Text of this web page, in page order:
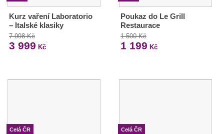
Kurz vaření Laboratorio
– Italské klasiky
7 998 Kč
3 999 Kč
Poukaz do Le Grill
Restaurace
1 500 Kč
1 199 Kč
Celá ČR Celá ČR